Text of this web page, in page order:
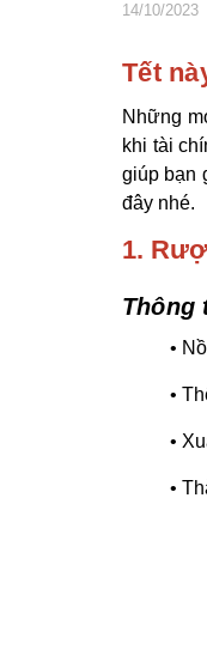
14/10/2023
Tết
Những
khi tài
giúp bạn
đây nhé.
1.
Thông
•
•
•
•